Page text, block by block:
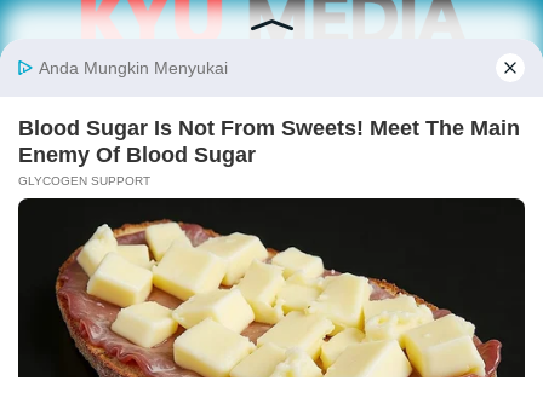
Kabarbaru.co menyajikan berita aktual dan
inspiratif dari sudut pandang berbaik sangka
serta terverifikasi dari sumber yang tepat.
Follow Kabarbaru